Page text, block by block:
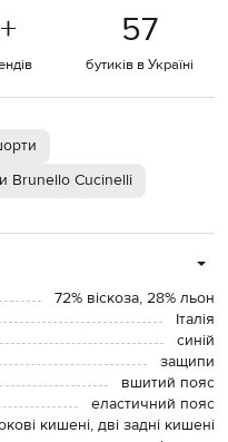
+ 57
бутиків в Україні
Brunello Cucinelli
72% віскоза, 28% льон
Італія
синій
защипи
вшитий пояс
еластичний пояс
кишені, дві задні кишені